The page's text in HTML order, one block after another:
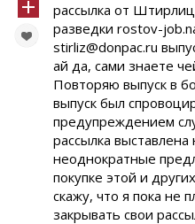
рассылка от
разведки rostov-
stirliz@donpac.ru
ай да, сами знаете
Повторяю выпуск в
выпуск был
предупреждением
рассылка
неоднократные
покупке этой и
скажу, что я пока не
закрывать свои